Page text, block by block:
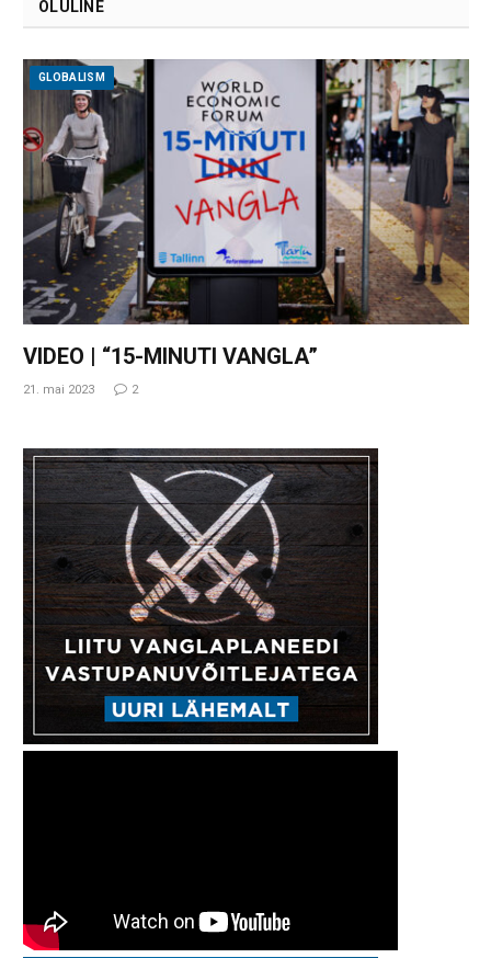
OLULINE
GLOBALISM
VIDEO | “15-MINUTI VANGLA”
21. mai 2023 2